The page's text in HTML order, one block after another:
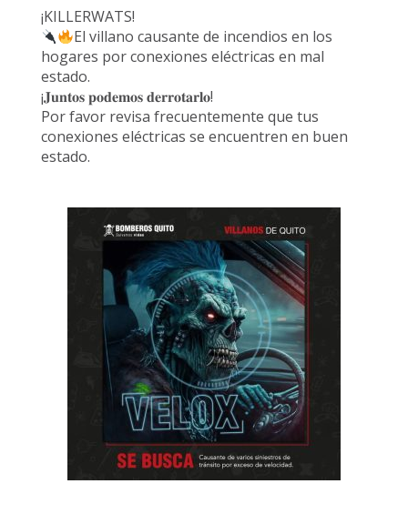
¡KILLERWATS!
El villano causante de incendios en los
hogares por conexiones eléctricas en mal
estado.
¡𝐉𝐮𝐧𝐭𝐨𝐬 𝐩𝐨𝐝𝐞𝐦𝐨𝐬 𝐝𝐞𝐫𝐫𝐨𝐭𝐚𝐫𝐥𝐨!
Por favor revisa frecuentemente que tus
conexiones eléctricas se encuentren en buen
estado.